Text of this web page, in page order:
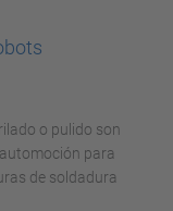
o pulido son
para
de soldadura